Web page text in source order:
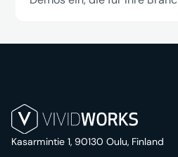
Kasarmintie 1, 90130 Oulu, Finland